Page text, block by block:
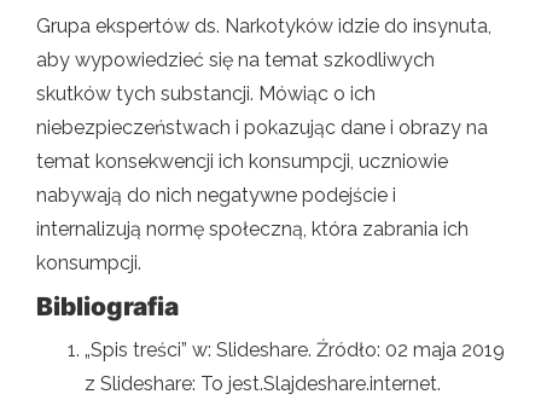
Grupa ekspertów ds. Narkotyków idzie do insynuta,
aby wypowiedzieć się na temat szkodliwych
skutków tych substancji. Mówiąc o ich
niebezpieczeństwach i pokazując dane i obrazy na
temat konsekwencji ich konsumpcji, uczniowie
nabywają do nich negatywne podejście i
internalizują normę społeczną, która zabrania ich
konsumpcji.
Bibliografia
„Spis treści” w: Slideshare. Źródło: 02 maja 2019
z Slideshare: To jest.Slajdeshare.internet.